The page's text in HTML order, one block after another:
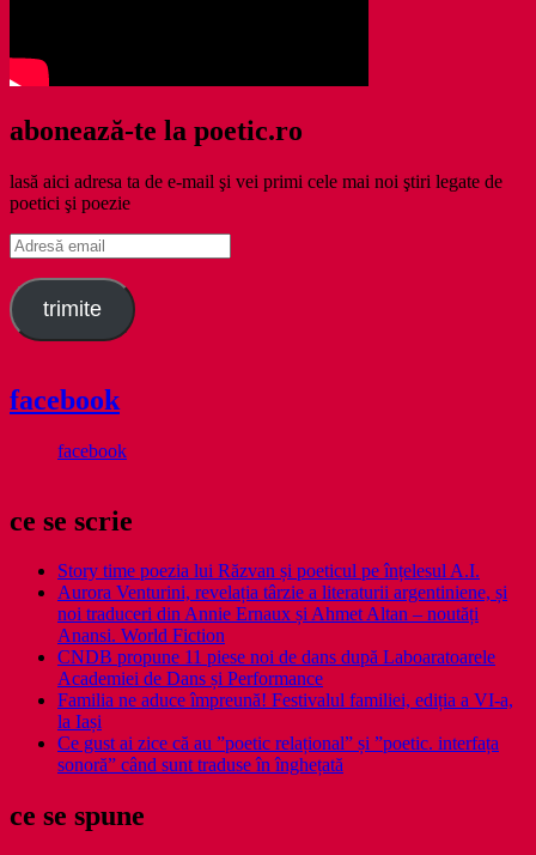
abonează-te la poetic.ro
lasă aici adresa ta de e-mail şi vei primi cele mai noi ştiri legate de
poetici şi poezie
Adresă
email
trimite
facebook
facebook
ce se scrie
Story time poezia lui Răzvan și poeticul pe înțelesul A.I.
Aurora Venturini, revelația târzie a literaturii argentiniene, și
noi traduceri din Annie Ernaux și Ahmet Altan – noutăți
Anansi. World Fiction
CNDB propune 11 piese noi de dans după Laboaratoarele
Academiei de Dans și Performance
Familia ne aduce împreună! Festivalul familiei, ediția a VI-a,
la Iași
Ce gust ai zice că au ”poetic relațional” și ”poetic. interfața
sonoră” când sunt traduse în înghețată
ce se spune